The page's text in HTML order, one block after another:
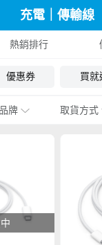
充電｜傳輸線
熱銷排行
優惠券 買就
品牌 取貨方式